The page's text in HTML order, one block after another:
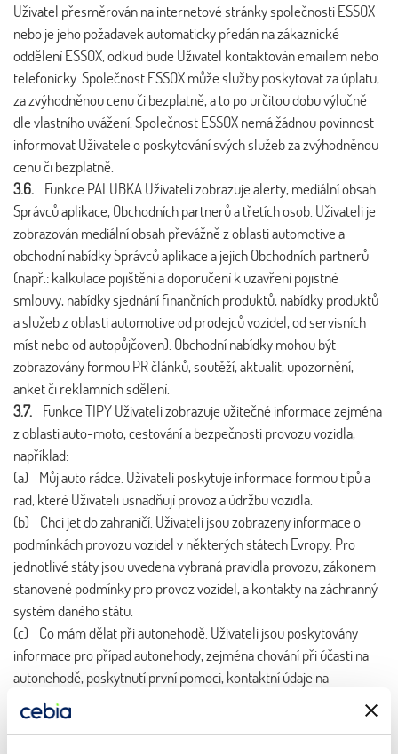
Uživatel přesměrován na internetové stránky společnosti ESSOX
nebo je jeho požadavek automaticky předán na zákaznické
oddělení ESSOX, odkud bude Uživatel kontaktován emailem nebo
telefonicky. Společnost ESSOX může služby poskytovat za úplatu,
za zvýhodněnou cenu či bezplatně, a to po určitou dobu výlučně
dle vlastního uvážení. Společnost ESSOX nemá žádnou povinnost
informovat Uživatele o poskytování svých služeb za zvýhodněnou
cenu či bezplatně.
3.6. Funkce PALUBKA Uživateli zobrazuje alerty, mediální obsah
Správců aplikace, Obchodních partnerů a třetích osob. Uživateli je
zobrazován mediální obsah převážně z oblasti automotive a
obchodní nabídky Správců aplikace a jejich Obchodních partnerů
(např.: kalkulace pojištění a doporučení k uzavření pojistné
smlouvy, nabídky sjednání finančních produktů, nabídky produktů
a služeb z oblasti automotive od prodejců vozidel, od servisních
míst nebo od autopůjčoven). Obchodní nabídky mohou být
zobrazovány formou PR článků, soutěží, aktualit, upozornění,
anket či reklamních sdělení.
3.7. Funkce TIPY Uživateli zobrazuje užitečné informace zejména
z oblasti auto-moto, cestování a bezpečnosti provozu vozidla,
například:
(a) Můj auto rádce. Uživateli poskytuje informace formou tipů a
rad, které Uživateli usnadňují provoz a údržbu vozidla.
(b) Chci jet do zahraničí. Uživateli jsou zobrazeny informace o
podmínkách provozu vozidel v některých státech Evropy. Pro
jednotlivé státy jsou uvedena vybraná pravidla provozu, zákonem
stanovené podmínky pro provoz vozidel, a kontakty na záchranný
systém daného státu.
(c) Co mám dělat při autonehodě. Uživateli jsou poskytovány
informace pro případ autonehody, zejména chování při účasti na
autonehodě, poskytnutí první pomoci, kontaktní údaje na
záchranný systém a na asistenční služby.
(d) Potřebuji najít servis nebo Musím na benzinku - funkcionalita